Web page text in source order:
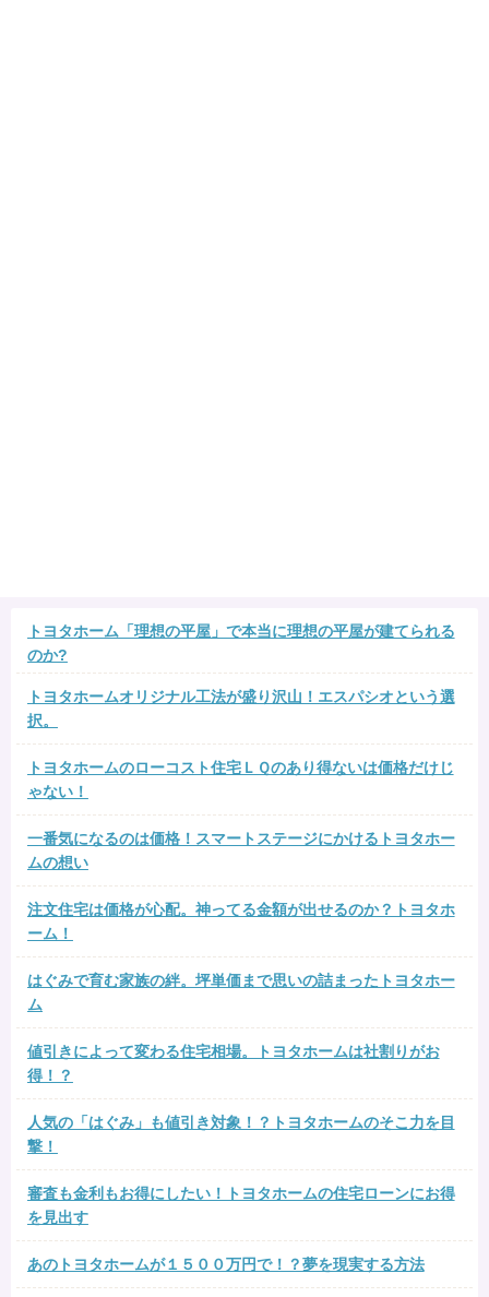
トヨタホーム「理想の平屋」で本当に理想の平屋が建てられる
のか?
トヨタホームオリジナル工法が盛り沢山！エスパシオという選
択。
トヨタホームのローコスト住宅ＬＱのあり得ないは価格だけじ
ゃない！
一番気になるのは価格！スマートステージにかけるトヨタホー
ムの想い
注文住宅は価格が心配。神ってる金額が出せるのか？トヨタホ
ーム！
はぐみで育む家族の絆。坪単価まで思いの詰まったトヨタホー
ム
値引きによって変わる住宅相場。トヨタホームは社割りがお
得！？
人気の「はぐみ」も値引き対象！？トヨタホームのそこ力を目
撃！
審査も金利もお得にしたい！トヨタホームの住宅ローンにお得
を見出す
あのトヨタホームが１５００万円で！？夢を現実する方法